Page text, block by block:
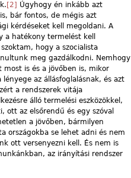
[2] Úgyhogy én inkább azt
bár fontos, de mégis azt
kérdéseket kell megoldani. A
hatékony termelést kell
hogy a szocialista
meg gazdálkodni. Nemhogy
most is és a jövőben is, mikor
az állásfoglalásnak, és azt
a rendszerek vitája
álló termelési eszközökkel,
ott az elsőrendű és egy szóval
a jövőben, bármilyen
országokba se lehet adni és nem
ott versenyezni kell. És nem is
az irányítási rendszer